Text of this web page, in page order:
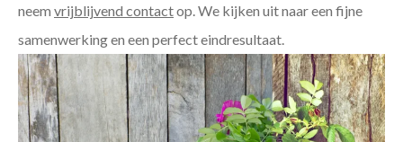
neem vrijblijvend contactop. We kijken uit naar een fijne
samenwerking en een perfect eindresultaat.